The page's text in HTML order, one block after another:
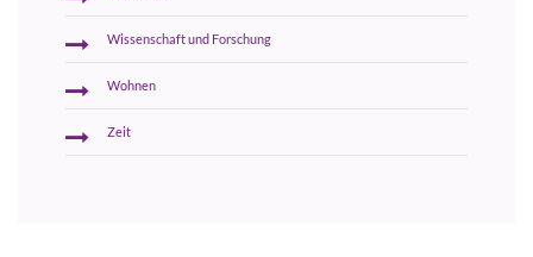
Wissenschaft und Forschung
Wohnen
Zeit